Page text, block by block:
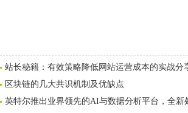
站长秘籍：有效策略降低网站运营成本的实战分
区块链的几大共识机制及优缺点
英特尔推出业界领先的AI与数据分析平台，全新